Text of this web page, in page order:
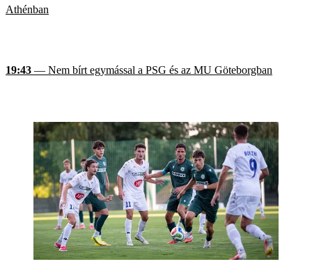
Athénban
19:43 — Nem bírt egymással a PSG és az MU Göteborgban